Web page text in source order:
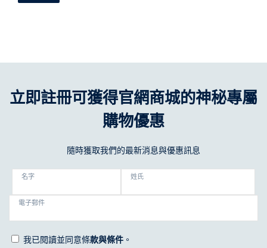
立即註冊可獲得官網商城的神秘專屬
購物優惠
隨時獲取我們的最新消息與優惠訊息
名字 姓氏
電子郵件
我已閱讀並同意條款與條件 。